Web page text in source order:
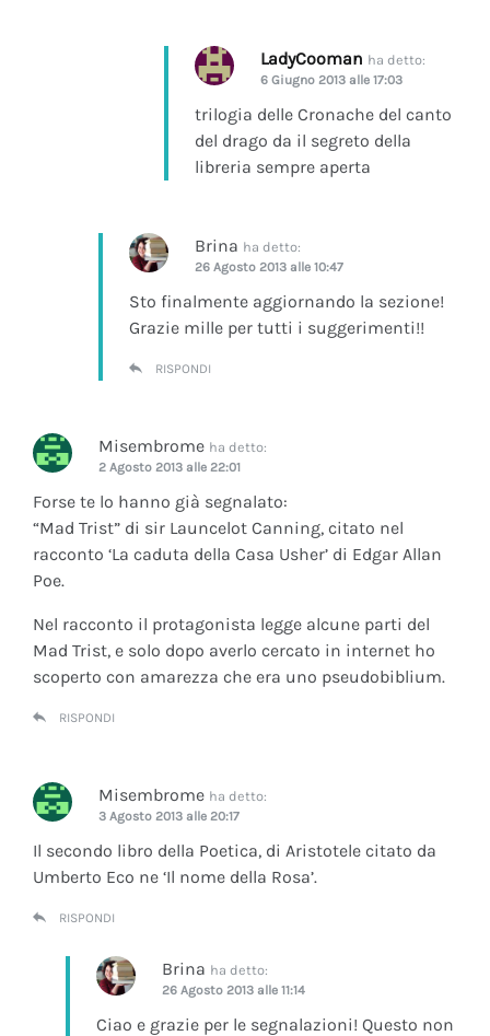
LadyCooman ha detto:
6 Giugno 2013 alle 17:03
trilogia delle Cronache del canto
del drago da il segreto della
libreria sempre aperta
Brina ha detto:
26 Agosto 2013 alle 10:47
Sto finalmente aggiornando la sezione!
Grazie mille per tutti i suggerimenti!!
RISPONDI
Misembrome ha detto:
2 Agosto 2013 alle 22:01
Forse te lo hanno già segnalato:
“Mad Trist” di sir Launcelot Canning, citato nel
racconto ‘La caduta della Casa Usher’ di Edgar Allan
Poe.
Nel racconto il protagonista legge alcune parti del
Mad Trist, e solo dopo averlo cercato in internet ho
scoperto con amarezza che era uno pseudobiblium.
RISPONDI
Misembrome ha detto:
3 Agosto 2013 alle 20:17
Il secondo libro della Poetica, di Aristotele citato da
Umberto Eco ne ‘Il nome della Rosa’.
RISPONDI
Brina ha detto:
26 Agosto 2013 alle 11:14
Ciao e grazie per le segnalazioni! Questo non